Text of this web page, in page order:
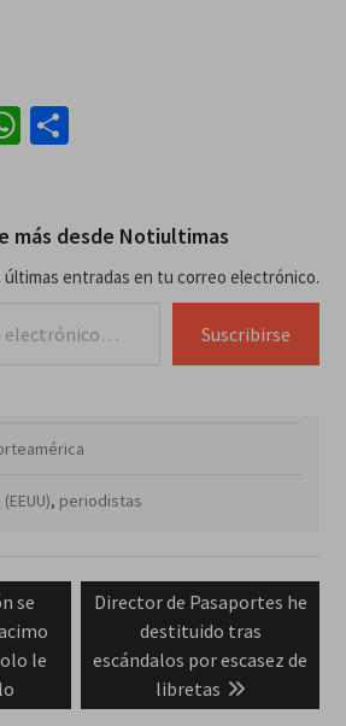
WhatsApp
Compartir
más desde Notiultimas
entradas en tu correo electrónico.
Suscribirse
, periodistas
se
le
Next
Director de Pasaportes he
destituido tras
escándalos por escasez de
libretas